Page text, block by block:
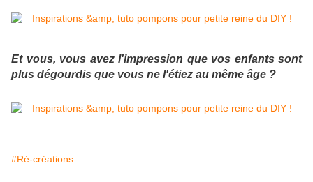
Et vous, vous avez l'impression que vos enfants sont
plus dégourdis que vous ne l'étiez au même âge ?
#Ré-créations